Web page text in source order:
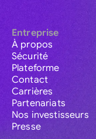
Entreprise
À propos
Sécurité
Plateforme
Contact
Carrières
Partenariats
Nos investisseurs
Presse